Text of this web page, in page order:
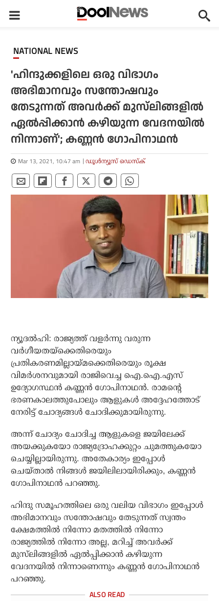
NATIONAL NEWS
'ഹിന്ദുക്കളിലെ ഒരു വിഭാഗം
അഭിമാനവും സന്തോഷവും
തേടുന്നത് അവര്‍ക്ക് മുസ്‌ലിങ്ങളില്‍
ഏല്‍പ്പിക്കാന്‍ കഴിയുന്ന വേദനയില്‍
നിന്നാണ്'; കണ്ണന്‍ ഗോപിനാഥന്‍
Mar 13, 2021, 10:47 am ഡൂള്‍ന്യൂസ് ഡെസ്‌ക്
ന്യൂദല്‍ഹി: രാജ്യത്ത് വളര്‍ന്നു വരുന്ന
വര്‍ഗീയതയ്‌ക്കെതിരെയും
പ്രതികരണമില്ലായ്മക്കെതിരെയും രൂക്ഷ
വിമര്‍ശനവുമായി രാജിവെച്ച ഐ.ഐ.എസ്
ഉദ്യോഗസ്ഥന്‍ കണ്ണന്‍ ഗോപിനാഥന്‍. രാമന്റെ
ഭരണകാലത്തുപോലും ആളുകള്‍ അദ്ദേഹത്തോട്
നേരിട്ട് ചോദ്യങ്ങള്‍ ചോദിക്കുമായിരുന്നു.
അന്ന് ചോദ്യം ചോദിച്ച ആളുകളെ ജയിലേക്ക്
അയക്കുകയോ രാജ്യദ്രോഹക്കുറ്റം ചുമത്തുകയോ
ചെയ്യില്ലായിരുന്നു. അതേകാര്യം ഇപ്പോള്‍
ചെയ്താല്‍ നിങ്ങള്‍ ജയിലിലായിരിക്കും, കണ്ണന്‍
ഗോപിനാഥന്‍ പറഞ്ഞു.
ഹിന്ദു സമൂഹത്തിലെ ഒരു വലിയ വിഭാഗം ഇപ്പോള്‍
അഭിമാനവും സന്തോഷവും തേടുന്നത് സ്വന്തം
ക്ഷേമത്തില്‍ നിന്നോ മതത്തില്‍ നിന്നോ
രാജ്യത്തില്‍ നിന്നോ അല്ല, മറിച്ച് അവര്‍ക്ക്
മുസ്‌ലിങ്ങളില്‍ ഏല്‍പ്പിക്കാന്‍ കഴിയുന്ന
വേദനയില്‍ നിന്നാണെന്നും കണ്ണന്‍ ഗോപിനാഥന്‍
പറഞ്ഞു.